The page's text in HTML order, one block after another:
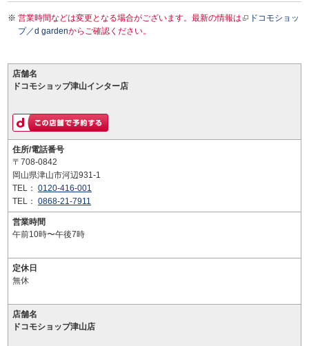
営業時間などは変更となる場合がございます。最新の情報は
ドコモショッ
プ／d gardenからご確認ください。
店舗名
ドコモショップ津山インター店
住所/電話番号
〒708-0842
岡山県津山市河辺931-1
TEL： 0120-416-001
TEL： 0868-21-7911
営業時間
午前10時〜午後7時
定休日
無休
店舗名
ドコモショップ津山店